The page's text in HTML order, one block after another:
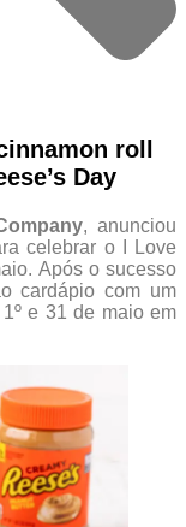
roll
Day
, anunciou
celebrar o I Love
Após o sucesso
cardápio com um
e 31 de maio em